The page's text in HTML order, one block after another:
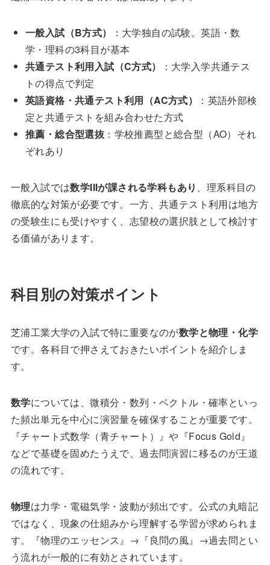
一般入試（B方式）
：大学独自の試験。英語・数
学・理科の3科目が基本
共通テスト利用入試（C方式）
：大学入学共通テス
トの得点で判定
英語資格・共通テスト利用（AC方式）
：英語外部検
定と共通テストを組み合わせた方式
推薦・総合型選抜 ：学校推薦型と総合型（AO）それ
ぞれあり
一般入試では数学IIIが課される学科もあり 、理系科目の
徹底的な対策が必要です。一方、共通テスト利用は地方
の受験生にも受けやすく、志望校の選択肢として検討す
る価値があります。
科目別の対策ポイント
芝浦工業大学の入試で特に重要なのが数学と物理・化学
です。各科目で押さえておきたいポイントを紹介しま
す。
数学については、微積分・数列・ベクトル・確率といっ
た頻出単元を中心に演習量を確保することが重要です。
『チャート式数学（青チャート）』や『Focus Gold』
などで基礎を固めたうえで、過去問演習に移るのが王道
の流れです。
物理は力学・電磁気学・波動が頻出です。公式の丸暗記
ではなく、現象の仕組みから理解する学習が求められま
す。『物理のエッセンス』→『良問の風』→過去問とい
う流れが一般的に有効とされています。